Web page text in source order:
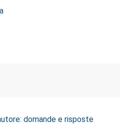
domande e risposte